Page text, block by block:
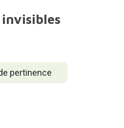
pertinence